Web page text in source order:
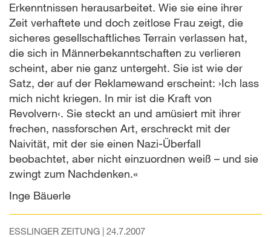
Erkenntnissen herausarbeitet. Wie sie eine ihrer
Zeit verhaftete und doch zeitlose Frau zeigt, die
sicheres gesellschaftliches Terrain verlassen hat,
die sich in Männerbekanntschaften zu verlieren
scheint, aber nie ganz untergeht. Sie ist wie der
Satz, der auf der Reklamewand erscheint: ›Ich lass
mich nicht kriegen. In mir ist die Kraft von
Revolvern‹. Sie steckt an und amüsiert mit ihrer
frechen, nassforschen Art, erschreckt mit der
Naivität, mit der sie einen Nazi-Überfall
beobachtet, aber nicht einzuordnen weiß – und sie
zwingt zum Nachdenken.«
Inge Bäuerle
ESSLINGER ZEITUNG | 24.7.2007